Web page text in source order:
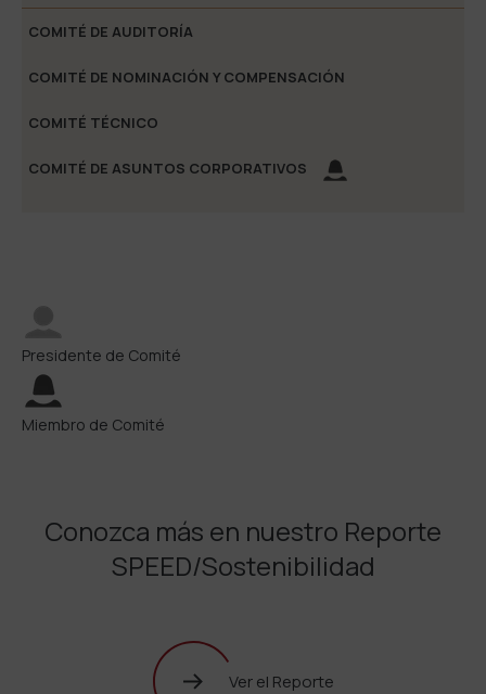
Presidente de Comité
Miembro de Comité
Conozca más en nuestro Reporte
SPEED/Sostenibilidad
Ver el Reporte